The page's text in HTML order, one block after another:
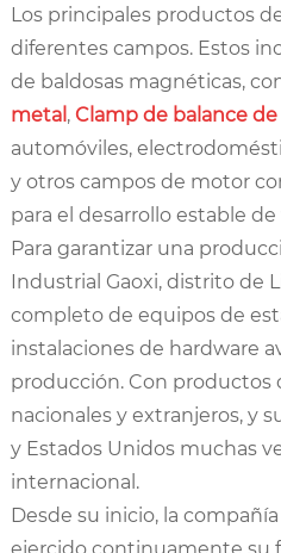
Los principales productos
diferentes campos. Estos
de baldosas magnéticas,
metal , Clamp de balance
automóviles,
y otros campos de motor
para el desarrollo estable
Para garantizar una
Industrial Gaoxi, distrito de
completo de equipos de
instalaciones de hardware
producción. Con productos
nacionales y extranjeros, y
y Estados Unidos muchas
internacional.
Desde su inicio, la